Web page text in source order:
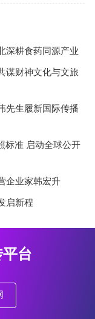
深耕食药同源产业
谋财神文化与文旅
先生履新国际传播
标准 启动全球公开
企业家韩宏升
启新程
台